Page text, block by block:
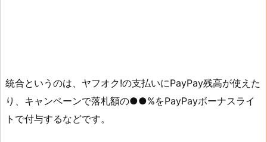
統合というのは、ヤフオク!の支払いにPayPay残高が使えた
り、キャンペーンで落札額の●●%をPayPayボーナスライ
トで付与するなどです。